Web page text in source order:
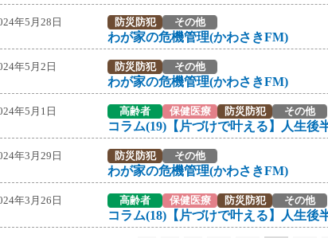
年5月28日 防災防犯 その他
わが家の危機管理(かわさきFM)
年5月2日 防災防犯 その他
わが家の危機管理(かわさきFM)
年5月1日 高齢者 保健医療 防災防犯 その他
年3月29日 防災防犯 その他
わが家の危機管理(かわさきFM)
年3月26日 高齢者 保健医療 防災防犯 その他